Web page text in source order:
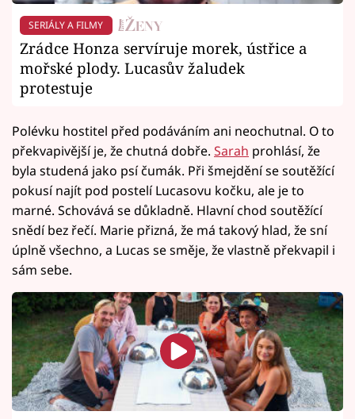
SERIÁLY A FILMY
Zrádce Honza servíruje morek, ústřice a
mořské plody. Lucasův žaludek
protestuje
Polévku hostitel před podáváním ani neochutnal. O to
překvapivější je, že chutná dobře. Sarah prohlásí, že
byla studená jako psí čumák. Při šmejdění se soutěžící
pokusí najít pod postelí Lucasovu kočku, ale je to
marné. Schovává se důkladně. Hlavní chod soutěžící
snědí bez řečí. Marie přizná, že má takový hlad, že sní
úplně všechno, a Lucas se směje, že vlastně překvapil i
sám sebe.